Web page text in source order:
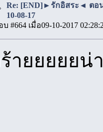
Re: [END]►รักอิสระ◄ ตอ
10-08-17
บ #664 เมื่อ09-10-2017
ายยยยยน่